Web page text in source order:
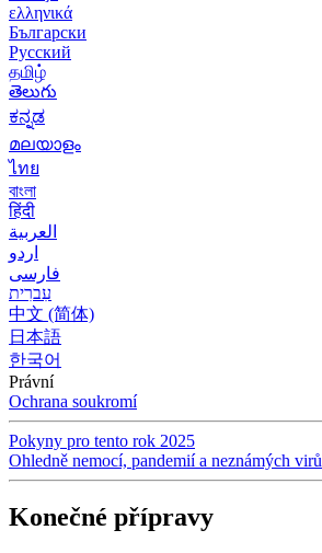
ελληνικά
Български
Русский
தமிழ்
తెలుగు
ಕನ್ನಡ
മലയാളം
ไทย
বাংলা
हिंदी
العربية
اردو
فارسی
עִברִית
中文 (简体)
日本語
한국어
Právní
Ochrana soukromí
Pokyny pro tento rok 2025
Ohledně nemocí, pandemií a neznámých virů
Konečné přípravy